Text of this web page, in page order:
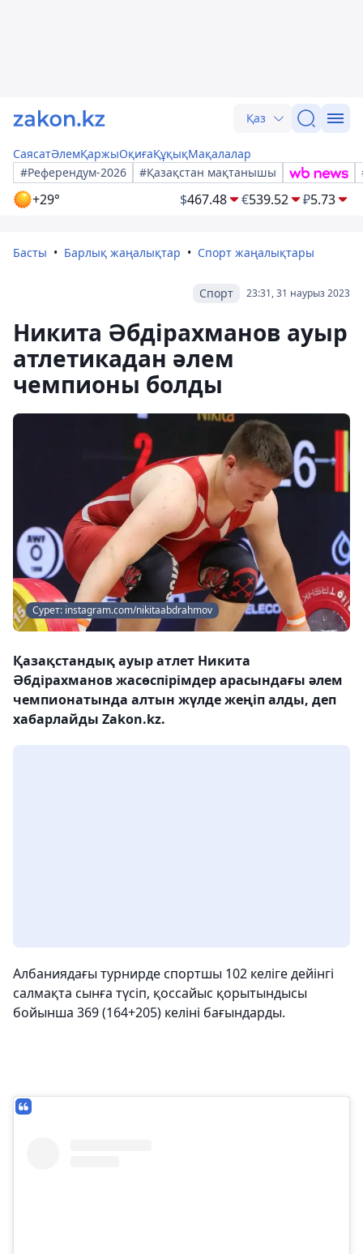
Қаз
СаясатӘлемҚаржыОқиғаҚұқықМақалалар
#Референдум-2026
#Қазақстан мақтанышы
+29° $467.48 €539.52 ₽5.73
Басты Барлық жаңалықтар Спорт жаңалықтары
23:31, 31 наурыз 2023
Спорт
Никита Әбдірахманов ауыр
атлетикадан әлем
чемпионы болды
Сурет: instagram.com/nikitaabdrahmov
Қазақстандық ауыр атлет Никита
Әбдірахманов жасөспірімдер арасындағы әлем
чемпионатында алтын жүлде жеңіп алды, деп
хабарлайды Zakon.kz.
Албаниядағы турнирде спортшы 102 келіге дейінгі
салмақта сынға түсіп, қоссайыс қорытындысы
бойынша 369 (164+205) келіні бағындарды.